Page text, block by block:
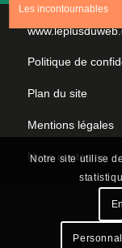
Les incontournables
Politique de
Plan du site
Mentions légales
Nous contacter
Notre site utilise